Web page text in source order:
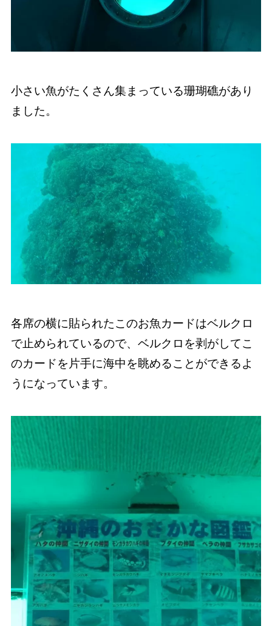
小さい魚がたくさん集まっている珊瑚礁があり
ました。
各席の横に貼られたこのお魚カードはベルクロ
で止められているので、ベルクロを剥がしてこ
のカードを片手に海中を眺めることができるよ
うになっています。